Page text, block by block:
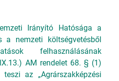
Irányító Hatósága a
a nemzeti költségvetésből
felhasználásának
AM rendelet 68. § (1)
az „Agrárszakképzési